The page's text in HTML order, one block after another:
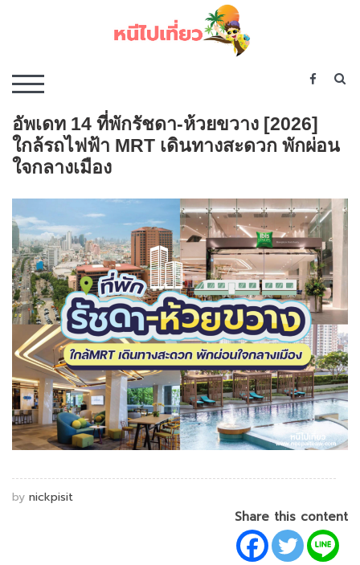
TOGGLE MOBILE MENU
อัพเดท 14 ที่พักรัชดา-ห้วยขวาง [2026]
ใกล้รถไฟฟ้า MRT เดินทางสะดวก พักผ่อน
ใจกลางเมือง
by nickpisit
Share this content